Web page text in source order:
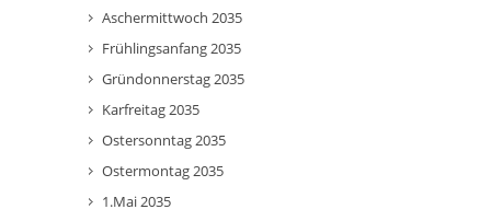
Aschermittwoch 2035
Frühlingsanfang 2035
Gründonnerstag 2035
Karfreitag 2035
Ostersonntag 2035
Ostermontag 2035
1.Mai 2035